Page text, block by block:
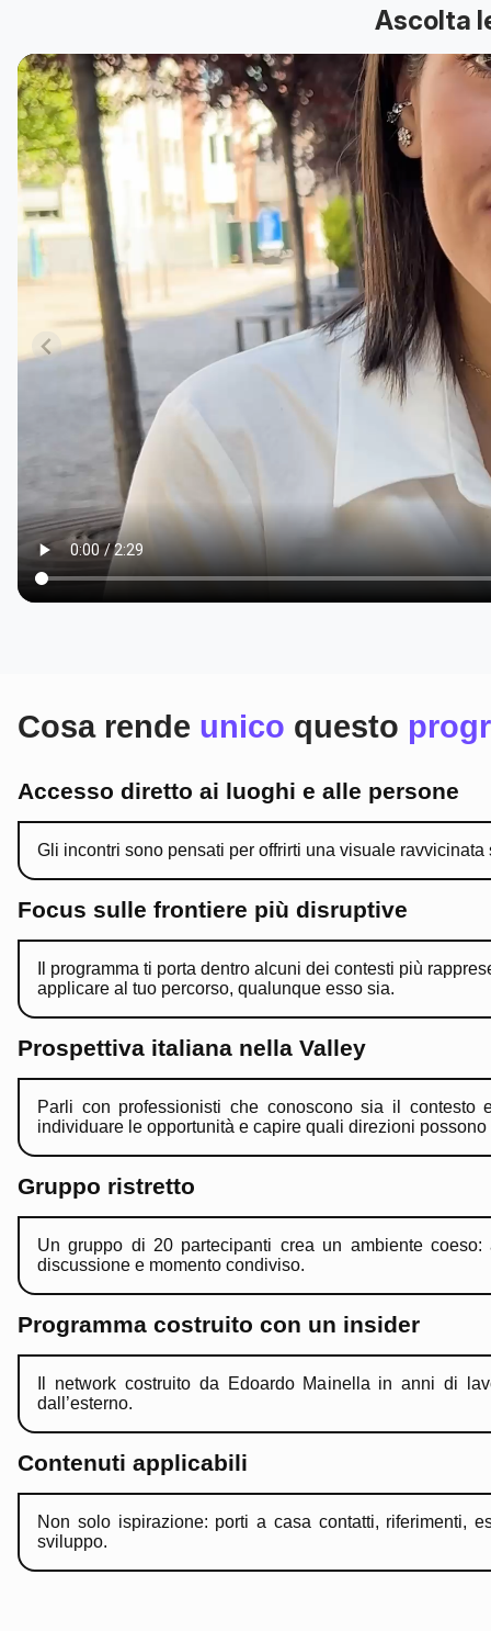
Ascolta
Cosa rende unico questo
Accesso diretto ai luoghi e alle persone
Gli incontri sono pensati per offrirti una visuale
Focus sulle frontiere più disruptive
Il programma ti porta dentro alcuni dei contesti più
applicare al tuo percorso, qualunque esso sia.
Prospettiva italiana nella Valley
Parli con professionisti che conoscono sia il
individuare le opportunità e capire quali direzioni
Gruppo ristretto
Un gruppo di 20 partecipanti crea un ambiente
discussione e momento condiviso.
Programma costruito con un insider
Il network costruito da Edoardo Mainella in anni di
dall’esterno.
Contenuti applicabili
Non solo ispirazione: porti a casa contatti, riferimenti,
sviluppo.